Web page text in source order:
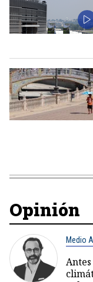
Opinión
Medio